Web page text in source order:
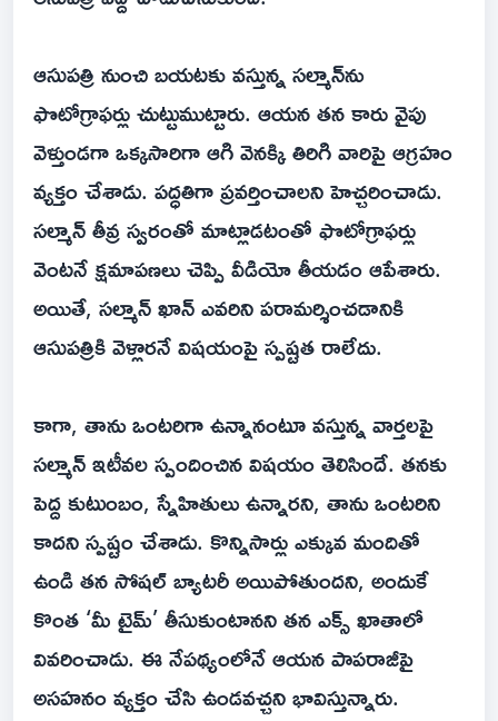
ఆసుపత్రి నుంచి బయటకు వస్తున్న సల్మాన్‌ను
ఫొటోగ్రాఫర్లు చుట్టుముట్టారు. ఆయన తన కారు వైపు
వెళ్తుండగా ఒక్కసారిగా ఆగి వెనక్కి తిరిగి వారిపై ఆగ్రహం
వ్యక్తం చేశాడు. పద్ధతిగా ప్రవర్తించాలని హెచ్చరించాడు.
సల్మాన్ తీవ్ర స్వరంతో మాట్లాడటంతో ఫొటోగ్రాఫర్లు
వెంటనే క్షమాపణలు చెప్పి వీడియో తీయడం ఆపేశారు.
అయితే, సల్మాన్ ఖాన్ ఎవరిని పరామర్శించడానికి
ఆసుపత్రికి వెళ్లారనే విషయంపై స్పష్టత రాలేదు.
కాగా, తాను ఒంటరిగా ఉన్నానంటూ వస్తున్న వార్తలపై
సల్మాన్ ఇటీవల స్పందించిన విషయం తెలిసిందే. తనకు
పెద్ద కుటుంబం, స్నేహితులు ఉన్నారని, తాను ఒంటరిని
కాదని స్పష్టం చేశాడు. కొన్నిసార్లు ఎక్కువ మందితో
ఉండి తన సోషల్ బ్యాటరీ అయిపోతుందని, అందుకే
కొంత ‘మీ టైమ్’ తీసుకుంటానని తన ఎక్స్ ఖాతాలో
వివరించాడు. ఈ నేపథ్యంలోనే ఆయన పాపరాజీపై
అసహనం వ్యక్తం చేసి ఉండవచ్చని భావిస్తున్నారు.